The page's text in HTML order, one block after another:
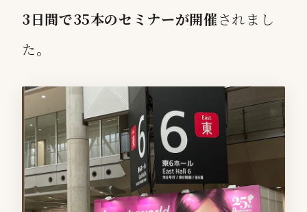
3日間で35本のセミナーが開催されまし
た。